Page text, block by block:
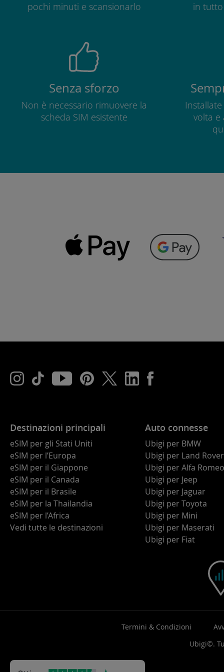
pochi minuti e scansionarlo
in
Senza sforzo
Non è necessario rimuovere la
scheda SIM esistente
volta e
Destinazioni principali
eSIM per gli Stati Uniti
eSIM per l’Europa
eSIM per il Giappone
eSIM per il Canada
eSIM per il Brasile
eSIM per la Thailandia
eSIM per l’Africa
Vedi tutte le destinazioni
Auto connesse
Ubigi per BMW
Ubigi per Land Rover
Ubigi per Alfa Romeo
Ubigi per Jeep
Ubigi per Jaguar
Ubigi per Toyota
Ubigi per Mini
Ubigi per Maserati
Ubigi per Fiat
Termini & Condizioni
Ubigi©.